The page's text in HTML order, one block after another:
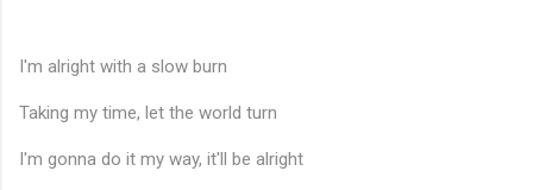
I'm alright with a slow burn
Taking my time, let the world turn
I'm gonna do it my way, it'll be alright